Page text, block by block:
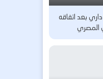
بعد اتفاقه
المصري